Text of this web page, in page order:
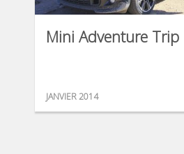
Mini Adventure Trip
JANVIER 2014